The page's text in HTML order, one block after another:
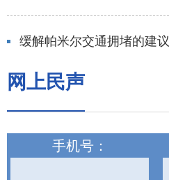
缓解帕米尔交通拥堵的建议
网上民声
手机号：